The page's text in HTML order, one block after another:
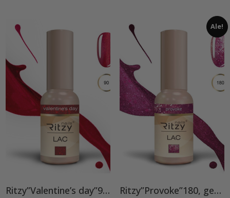
Ritzy”Valentine’s day”90, geelilakka TPO vapaa
Ale!
Ritzy”Provoke”180, geelilakka